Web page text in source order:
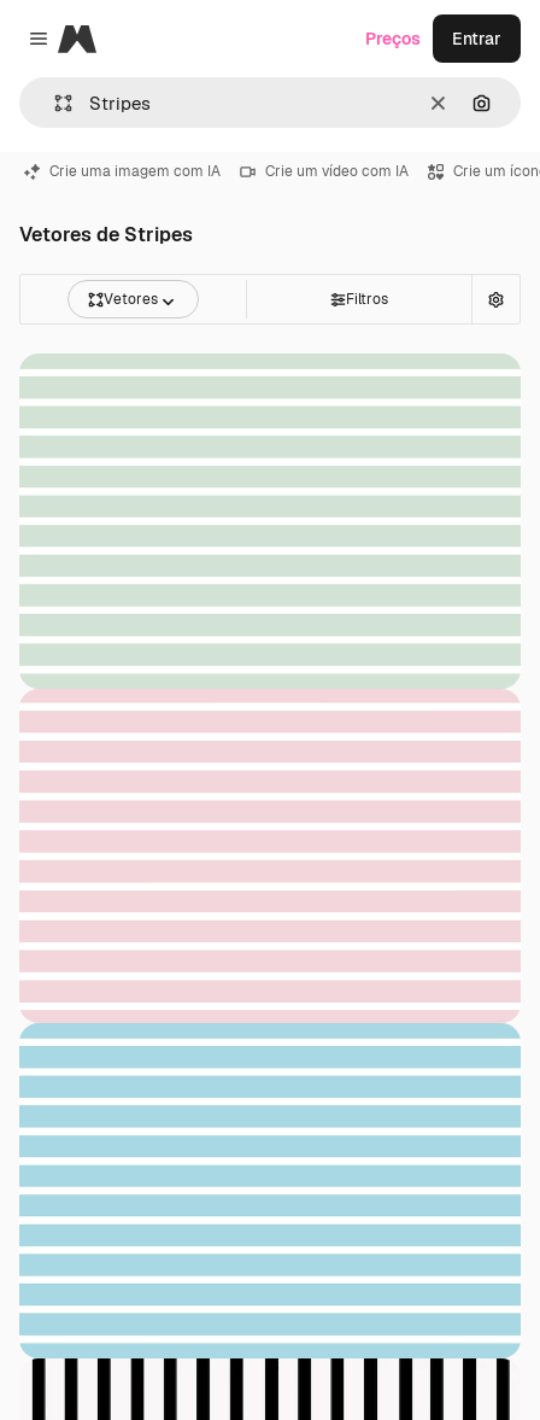
Close menu
Magnific
Limpar
Preços Entrar
Crie uma imagem com IA Crie um vídeo com IA Crie um
Vetores de Stripes
Vetores Filtros